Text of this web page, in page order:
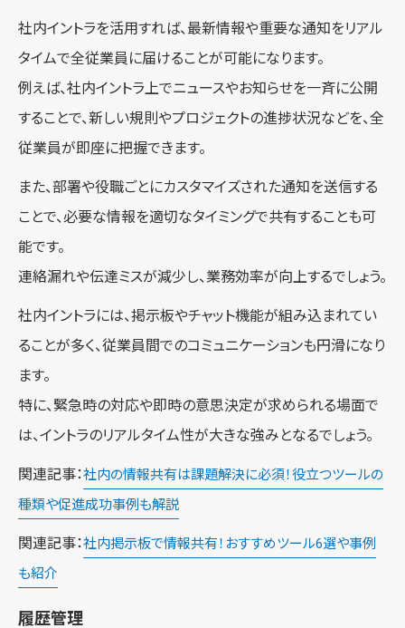
社内イントラを活用すれば、最新情報や重要な通知をリアル
タイムで全従業員に届けることが可能になります。
例えば、社内イントラ上でニュースやお知らせを一斉に公開
することで、新しい規則やプロジェクトの進捗状況などを、全
従業員が即座に把握できます。
また、部署や役職ごとにカスタマイズされた通知を送信する
ことで、必要な情報を適切なタイミングで共有することも可
能です。
連絡漏れや伝達ミスが減少し、業務効率が向上するでしょう。
社内イントラには、掲示板やチャット機能が組み込まれてい
ることが多く、従業員間でのコミュニケーションも円滑になり
ます。
特に、緊急時の対応や即時の意思決定が求められる場面で
は、イントラのリアルタイム性が大きな強みとなるでしょう。
関連記事：社内の情報共有は課題解決に必須！役立つツールの
種類や促進成功事例も解説
関連記事：社内掲示板で情報共有！おすすめツール6選や事例
も紹介
履歴管理